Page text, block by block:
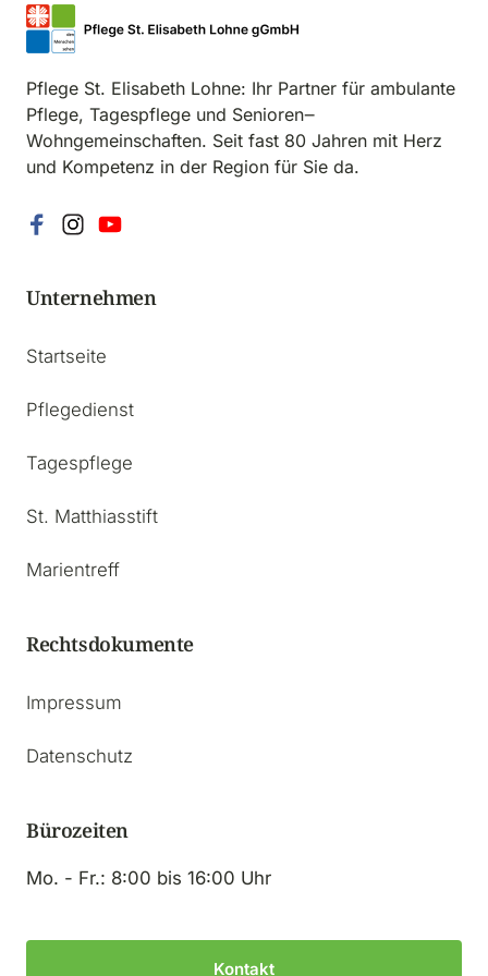
Pflege St. Elisabeth Lohne: Ihr Partner für
Pflege, Tagespflege und Senioren‒
Wohngemeinschaften. Seit fast 80 Jahren mit
und Kompetenz in der Region für Sie da.
Unternehmen
Startseite
Pflegedienst
Tagespflege
St. Matthiasstift
Marientreff
Rechtsdokumente
Impressum
Datenschutz
Bürozeiten
Mo. - Fr.: 8:00 bis 16:00 Uhr
Kontakt